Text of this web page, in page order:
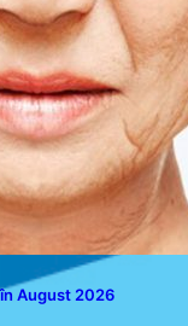
August 2026